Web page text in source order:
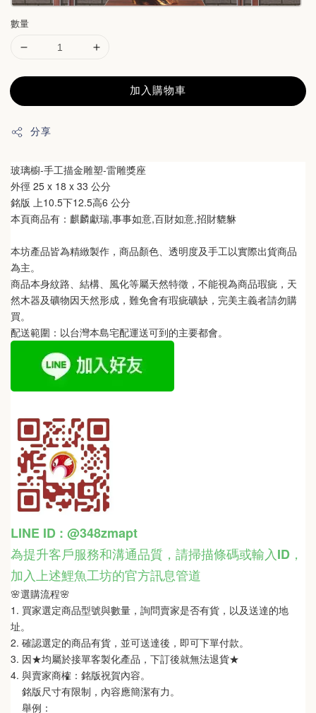
數量
加入購物車
分享
玻璃櫥-手工描金雕塑-雷雕獎座
外徑 25 x 18 x 33 公分
銘版 上10.5下12.5高6 公分
本頁商品有：麒麟獻瑞,事事如意,百財如意,招財貔貅
本坊產品皆為精緻製作，商品顏色、透明度及手工以實際出貨商品
為主。
商品本身紋路、結構、風化等屬天然特徵，不能視為商品瑕疵，天
然木器及礦物因天然形成，難免會有瑕疵礦缺，完美主義者請勿購
買。
配送範圍：以台灣本島宅配運送可到的主要都會。
LINE ID : @348zmapt
為提升客戶服務和溝通品質，請掃描條碼或輸入ID ，
加入上述鯉魚工坊的官方訊息管道
🌸選購流程🌸
1. 買家選定商品型號與數量，詢問賣家是否有貨，以及送達的地
址。
2. 確認選定的商品有貨，並可送達後，即可下單付款。
3. 因★均屬於接單客製化產品，下訂後就無法退貨★
4. 與賣家商榷：銘版祝賀內容。
銘版尺寸有限制，內容應簡潔有力。
舉例：